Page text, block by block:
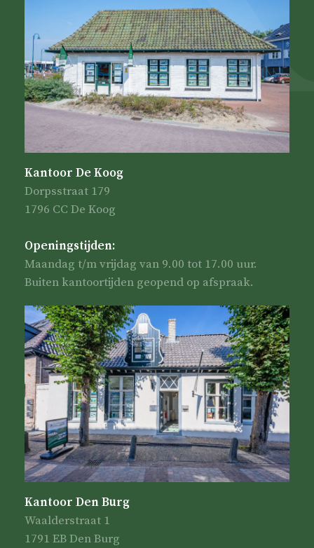
Kantoor De Koog
Dorpsstraat 179
1796 CC De Koog
Openingstijden:
Maandag t/m vrijdag van 9.00 tot 17.00 uur.
Buiten kantoortijden geopend op afspraak.
Kantoor Den Burg
Waalderstraat 1
1791 EB Den Burg